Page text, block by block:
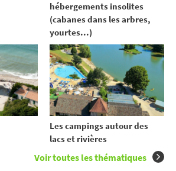
hébergements insolites
(cabanes dans les arbres,
yourtes...)
Les campings autour des
lacs et rivières
Voir toutes les thématiques